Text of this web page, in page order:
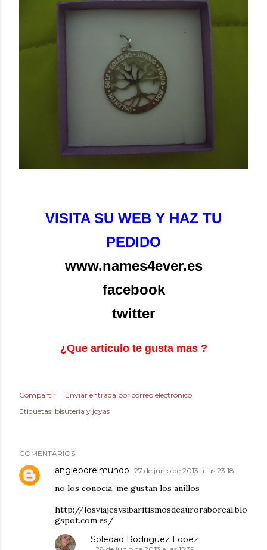
VISITA SU WEB Y HAZ TU
PEDIDO
www.names4ever.es
facebook
twitter
¿Que articulo te gusta mas ?
Compartir
Enviar entrada por correo electrónico
Etiquetas: bisutería y joyas
COMENTARIOS
angieporelmundo 27 de junio de 2013 a las 23:18
no los conocia, me gustan los anillos
http://losviajesysibaritismosdeauroraboreal.blo
gspot.com.es/
Soledad Rodriguez Lopez